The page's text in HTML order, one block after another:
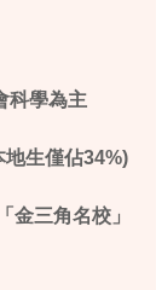
科學為主
地生僅佔34%)
金三角名校」